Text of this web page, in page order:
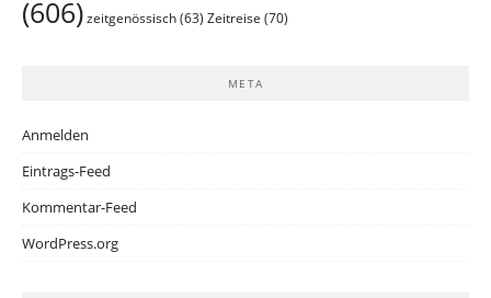
(606) zeitgenössisch (63) Zeitreise (70)
META
Anmelden
Eintrags-Feed
Kommentar-Feed
WordPress.org